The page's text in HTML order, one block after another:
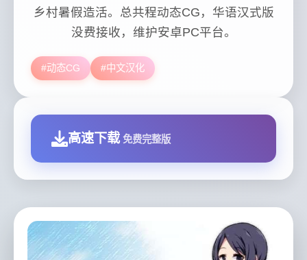
乡村暑假造活。总共程动态CG，华语汉式版
没费接收，维护安卓PC平台。
#动态CG #中文汉化
高速下载 免费完整版